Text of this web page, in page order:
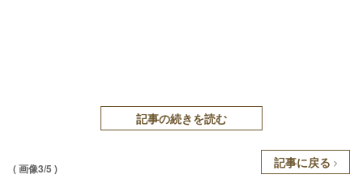
記事の続きを読む
( 画像3/5 ) 記事に戻る